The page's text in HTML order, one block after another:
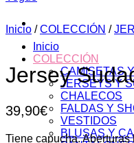
Inicio
COLECCIÓN
CAMISETAS
JERSEYS Y
CHALECOS
FALDAS Y
VESTIDOS
BLUSAS Y
Inicio / COLECCIÓN /
Jersey
39,90€
Tiene capucha.